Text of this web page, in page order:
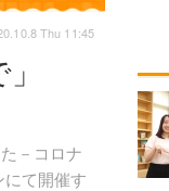
－コロナ
て開催す
Thu 11:45